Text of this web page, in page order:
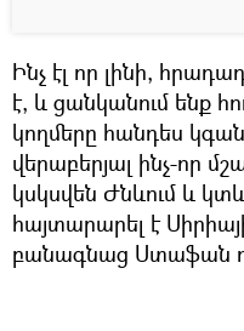
Ինչ էլ որ լինի,
է, և ցանկանում ենք
կողմերը հանդես
վերաբերյալ ինչ-որ
կսկսվեն Ժնևում և
հայտարարել է
բանագնաց Ստաֆան